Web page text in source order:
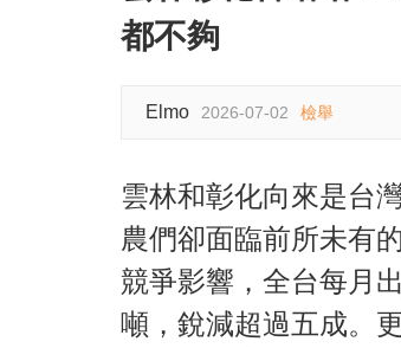
都不夠
Elmo 2026-07-02 檢舉
雲林和彰化向來是台
農們卻面臨前所未有
競爭影響，全台每月
噸，銳減超過五成。